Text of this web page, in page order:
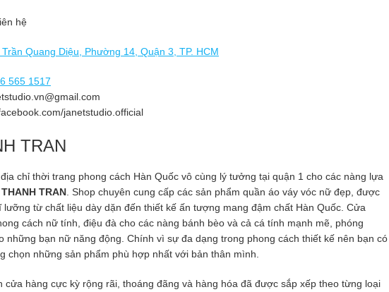
hệ
Trần Quang Diệu, Phường 14, Quận 3, TP. HCM
565 1517
janetstudio.official
TRAN
chỉ thời trang phong cách Hàn Quốc vô cùng lý tưởng tại quận 1 cho các nàng lựa
THANH TRAN . Shop chuyên cung cấp các sản phẩm quần áo váy vóc nữ đẹp, được
lưỡng từ chất liệu dày dặn đến thiết kế ấn tượng mang đậm chất Hàn Quốc. Cửa
cách nữ tính, điệu đà cho các nàng bánh bèo và cả cá tính mạnh mẽ, phóng
những bạn nữ năng động. Chính vì sự đa dạng trong phong cách thiết kế nên bạn có
chọn những sản phẩm phù hợp nhất với bản thân mình.
cửa hàng cực kỳ rộng rãi, thoáng đãng và hàng hóa đã được sắp xếp theo từng loại